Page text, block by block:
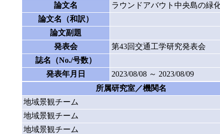
論文名
ラウンドアバウト中央島の緑
論文名（和訳）
論文副題
発表会
第43回交通工学研究発表会
誌名（No./号数）
発表年月日
2023/08/08 ～ 2023/08/09
所属研究室／機関名
地域景観チーム
地域景観チーム
地域景観チーム